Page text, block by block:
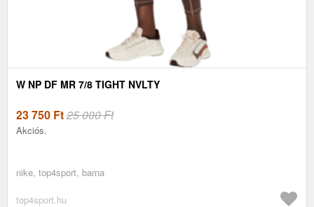
W NP DF MR 7/8 TIGHT NVLTY
23 750 Ft25 000 Ft
Akciós.
nike, top4sport, barna
top4sport.hu